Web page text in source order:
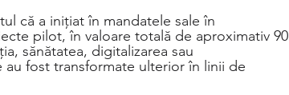
că a inițiat în mandatele sale în
pilot, în valoare totală de aproximativ 90
sănătatea, digitalizarea sau
fost transformate ulterior în linii de